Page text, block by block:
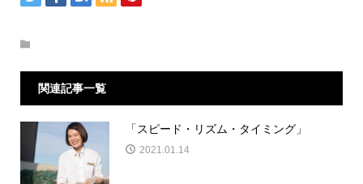
関連記事一覧
「スピード・リズム・タイミング」
2021.01.14